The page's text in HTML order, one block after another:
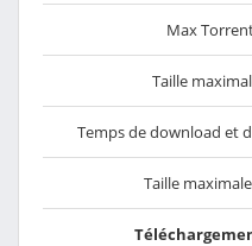
Max
Taille
Temps de download et
Taille